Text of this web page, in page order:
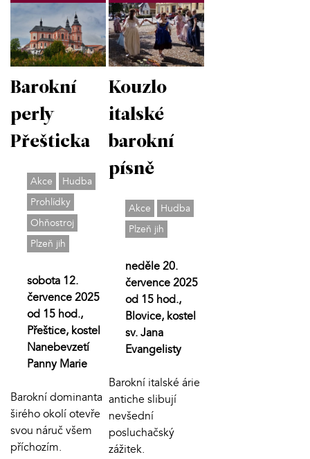
Barokní
perly
Přešticka
Akce
Hudba
Prohlídky
Ohňostroj
Plzeň jih
sobota 12.
července 2025
od 15 hod.,
Přeštice, kostel
Nanebevzetí
Panny Marie
Barokní dominanta
širého okolí otevře
svou náruč všem
příchozím.
Kouzlo
italské
barokní
písně
Akce
Hudba
Plzeň jih
neděle 20.
července 2025
od 15 hod.,
Blovice, kostel
sv. Jana
Evangelisty
Barokní italské árie
antiche slibují
nevšední
posluchačský
zážitek.